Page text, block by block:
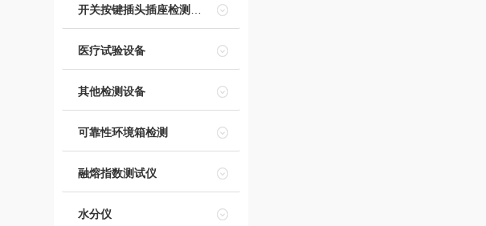
开关按键插头插座检测设备
医疗试验设备
其他检测设备
可靠性环境箱检测
融熔指数测试仪
水分仪